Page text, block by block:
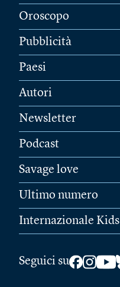
Oroscopo
Pubblicità
Paesi
Autori
Newsletter
Podcast
Savage love
Ultimo numero
Internazionale Kids
Seguici su